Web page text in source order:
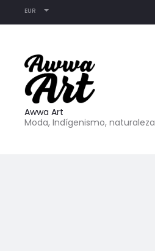
EUR
Awwa Art
Moda, Indígenismo, naturaleza